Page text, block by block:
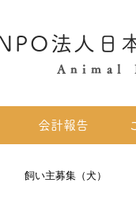
法人日
Animal
会計報告
飼い主募集（犬）